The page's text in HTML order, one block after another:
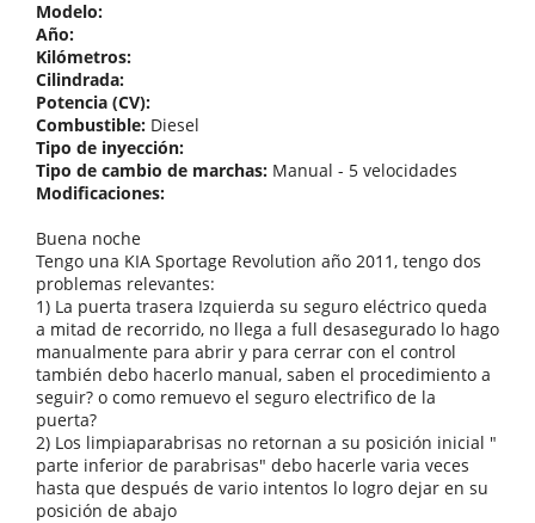
Modelo:
Año:
Kilómetros:
Cilindrada:
Potencia (CV):
Combustible: Diesel
Tipo de inyección:
Tipo de cambio de marchas: Manual - 5 velocidades
Modificaciones:
Buena noche
Tengo una KIA Sportage Revolution año 2011, tengo dos
problemas relevantes:
1) La puerta trasera Izquierda su seguro eléctrico queda
a mitad de recorrido, no llega a full desasegurado lo hago
manualmente para abrir y para cerrar con el control
también debo hacerlo manual, saben el procedimiento a
seguir? o como remuevo el seguro electrifico de la
puerta?
2) Los limpiaparabrisas no retornan a su posición inicial "
parte inferior de parabrisas" debo hacerle varia veces
hasta que después de vario intentos lo logro dejar en su
posición de abajo